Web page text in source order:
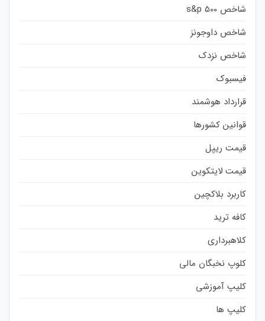
شاخص s&p 500
شاخص داوجونز
شاخص نزدک
فیسبوک
قرارداد هوشمند
قوانین کشورها
قیمت ریپل
قیمت لایتکوین
کاربرد بلاکچین
کافه ترید
کلاهبرداری
کلوپ نخبگان مالی
کلیپ آموزشی
کلیپ ها